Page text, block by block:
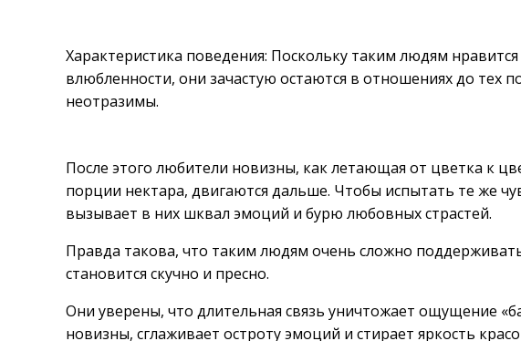
Характеристика поведения: Поскольку таким людям
влюбленности, они зачастую остаются в отношениях до тех
неотразимы.
После этого любители новизны, как летающая от цветка к
порции нектара, двигаются дальше. Чтобы испытать те же
вызывает в них шквал эмоций и бурю любовных страстей.
Правда такова, что таким людям очень сложно
становится скучно и пресно.
Они уверены, что длительная связь уничтожает ощущение
новизны, сглаживает остроту эмоций и стирает яркость